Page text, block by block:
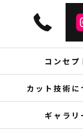
コンセプ
カット技術に
ギャラリ